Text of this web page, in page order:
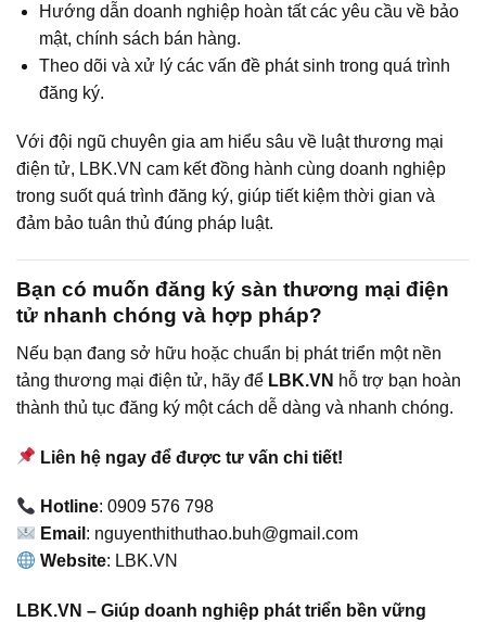
Hướng dẫn doanh nghiệp hoàn tất các yêu cầu về bảo
mật, chính sách bán hàng.
Theo dõi và xử lý các vấn đề phát sinh trong quá trình
đăng ký.
Với đội ngũ chuyên gia am hiểu sâu về luật thương mại
điện tử, LBK.VN cam kết đồng hành cùng doanh nghiệp
trong suốt quá trình đăng ký, giúp tiết kiệm thời gian và
đảm bảo tuân thủ đúng pháp luật.
Bạn có muốn đăng ký sàn thương mại điện
tử nhanh chóng và hợp pháp?
Nếu bạn đang sở hữu hoặc chuẩn bị phát triển một nền
tảng thương mại điện tử, hãy để LBK.VN hỗ trợ bạn hoàn
thành thủ tục đăng ký một cách dễ dàng và nhanh chóng.
Liên hệ ngay để được tư vấn chi tiết!
Hotline: 0909 576 798
Email : nguyenthithuthao.buh@gmail.com
Website: LBK.VN
LBK.VN – Giúp doanh nghiệp phát triển bền vững